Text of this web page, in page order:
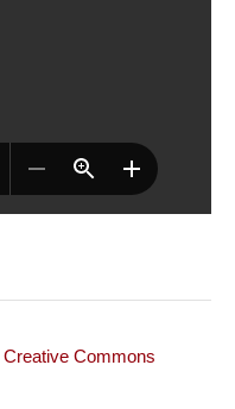
Creative Commons